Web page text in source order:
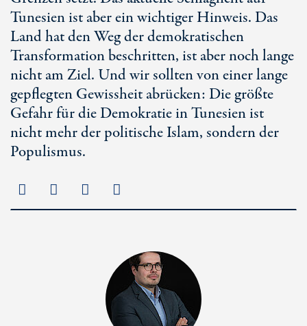
Tunesien ist aber ein wichtiger Hinweis. Das
Land hat den Weg der demokratischen
Transformation beschritten, ist aber noch lange
nicht am Ziel. Und wir sollten von einer lange
gepflegten Gewissheit abrücken: Die größte
Gefahr für die Demokratie in Tunesien ist
nicht mehr der politische Islam, sondern der
Populismus.